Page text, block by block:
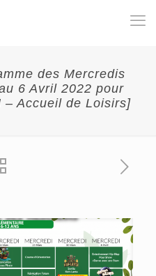
des Mercredis
6 Avril 2022 pour
– Accueil de Loisirs]